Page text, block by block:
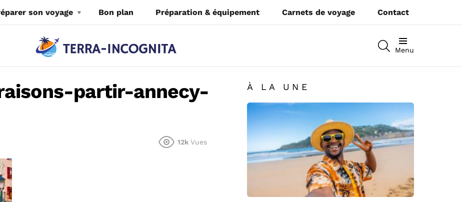
son voyage Bon plan Préparation & équipement Carnets de voyage Contact
RECHERCHEZ
Menu
partir-annecy-
12k Vues
À LA UNE